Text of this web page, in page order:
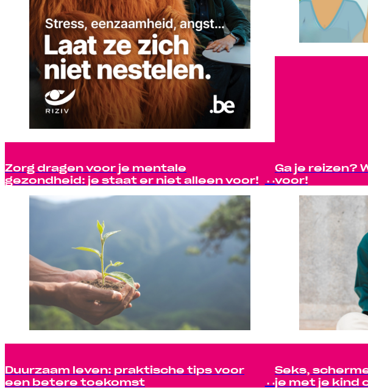
Zorg dragen voor je mentale
gezondheid: je staat er niet alleen voor!
Ga je reizen?
voor!
Duurzaam leven: praktische tips voor
een betere toekomst
Seks,
je met je kind